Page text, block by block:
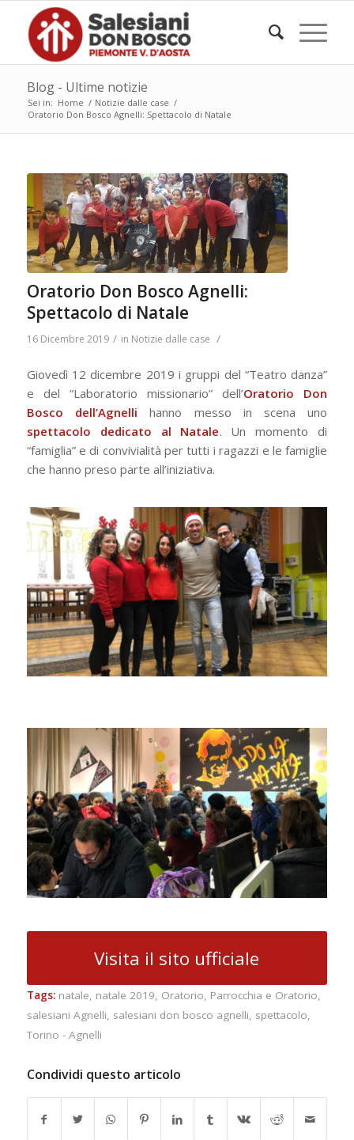
Blog - Ultime notizie
Sei in: Home / Notizie dalle case /
Oratorio Don Bosco Agnelli: Spettacolo di Natale
Oratorio Don Bosco Agnelli:
Spettacolo di Natale
16 Dicembre 2019 / in Notizie dalle case /
Giovedì 12 dicembre 2019 i gruppi del “Teatro danza”
e del “Laboratorio missionario” dell’Oratorio Don
Bosco dell’Agnelli hanno messo in scena uno
spettacolo dedicato al Natale. Un momento di
“famiglia” e di convivialità per tutti i ragazzi e le famiglie
che hanno preso parte all’iniziativa.
Visita il sito ufficiale
Tags: natale, natale 2019, Oratorio, Parrocchia e Oratorio,
salesiani Agnelli, salesiani don bosco agnelli, spettacolo,
Torino - Agnelli
Condividi questo articolo